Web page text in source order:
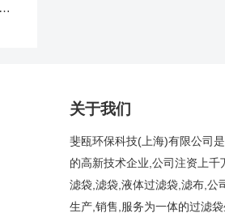
关于我们
斐瓯环保科技(上海)有限公司
的高新技术企业,公司注资上千
滤袋,滤袋,液体过滤袋,滤布,公
生产,销售,服务为一体的过滤